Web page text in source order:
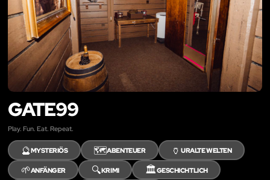
GATE99
Play. Fun. Eat. Repeat.
🔮MYSTERIÖS 🗺️ABENTEUER 🏺URALTE WELTEN
🌱ANFÄNGER 🔍KRIMI 🏛️GESCHICHTLICH